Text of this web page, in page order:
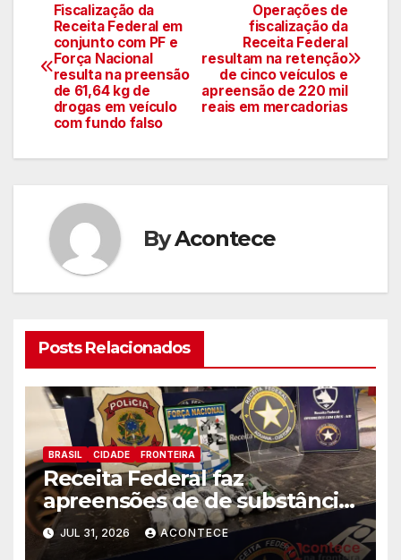
Navegação
de
artigos
Operações de
fiscalização da
Receita Federal
resultam na retenção
de cinco veículos e
apreensão de 220 mil
reais em mercadorias
Fiscalização da
Receita Federal em
conjunto com PF e
Força Nacional
resulta na preensão
de 61,64 kg de
drogas em veículo
com fundo falso
ByAcontece
Posts Relacionados
BRASIL CIDADE FRONTEIRA
Receita Federal faz
apreensões de de substância
análoga ao Haxixe na Aduana
da Ponte da Amizade
JUL 31, 2026 ACONTECE